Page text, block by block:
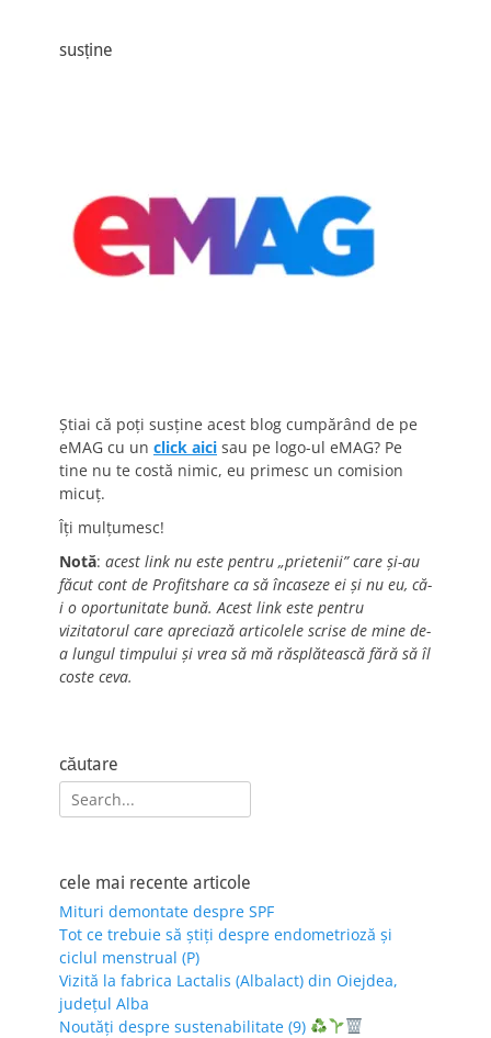
susține
Știai că poți susține acest blog cumpărând de pe
eMAG cu un click aici sau pe logo-ul eMAG? Pe
tine nu te costă nimic, eu primesc un comision
micuț.
Îți mulțumesc!
Notă: acest link nu este pentru „prietenii” care și-au
făcut cont de Profitshare ca să încaseze ei și nu eu, că-
i o oportunitate bună. Acest link este pentru
vizitatorul care apreciază articolele scrise de mine de-
a lungul timpului și vrea să mă răsplătească fără să îl
coste ceva.
căutare
Search
for:
cele mai recente articole
Mituri demontate despre SPF
Tot ce trebuie să știți despre endometrioză și
ciclul menstrual (P)
Vizită la fabrica Lactalis (Albalact) din Oiejdea,
județul Alba
Noutăți despre sustenabilitate (9)